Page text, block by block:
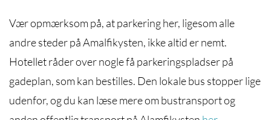
Vær opmærksom på, at parkering her, ligesom alle
andre steder på Amalfikysten, ikke altid er nemt.
Hotellet råder over nogle få parkeringspladser på
gadeplan, som kan bestilles. Den lokale bus stopper lige
udenfor, og du kan læse mere om bustransport og